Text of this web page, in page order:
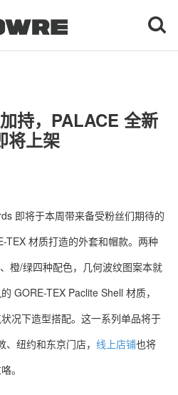
客视点
时 尚
球 鞋
生 活
持，PALACE 全新
将上架
即将于本周带来备受粉丝们期待的
TEX 材质打造的外套和帽款。两种
橙/绿四种配色，几何波纹图案本就
GORE-TEX Paclite Shell 材质，
况下造型搭配。这一系列单品将于
、纽约和东京门店， 线上店铺也将
。